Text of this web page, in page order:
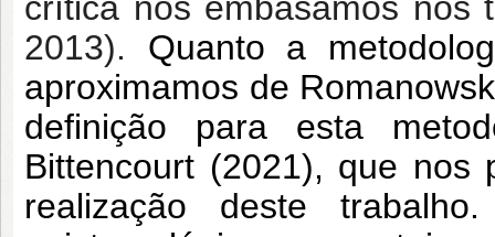
2013). Quanto a
aproximamos de
definição para esta
Bittencourt (2021), que nos
realização deste